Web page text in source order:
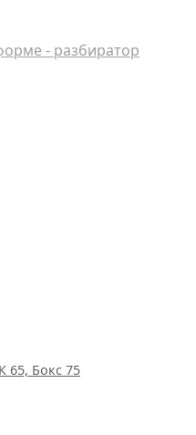
- разбиратор
65, Бокс 75